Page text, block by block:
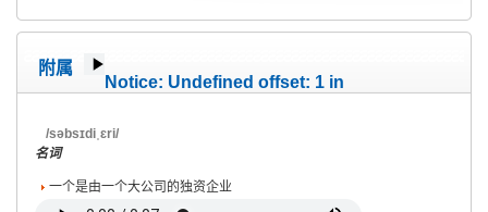
附属
Notice: Undefined offset: 1 in
/səbsɪdiˌɛri/
名词
一个是由一个大公司的独资企业